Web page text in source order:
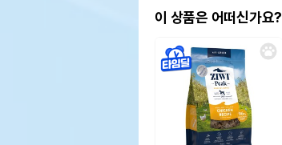
이 상품은 어떠신가요?